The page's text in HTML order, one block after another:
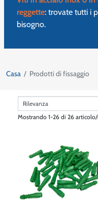
reggette: trovate tutti i
bisogno.
Casa Prodotti di fissaggio
Mostrando 1-26 di 26 articolo/i